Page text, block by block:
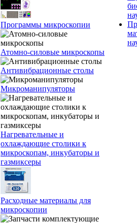
Программы микроскопии
Атомно-силовые микроскопы
Антивибрационные столы
Микроманипуляторы
Нагревательные и
охлаждающие столики к
микроскопам, инкубаторы и
газмиксеры
Расходные материалы для
микроскопии